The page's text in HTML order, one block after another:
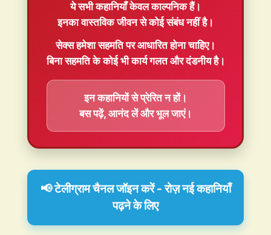
ये सभी कहानियाँकेवल काल्पनिकहैं।
इनका वास्तविक जीवन से कोई संबंध नहीं है।
सेक्स हमेशासहमतिपर आधारित होना चाहिए।
बिना सहमति के कोई भी कार्य गलत और दंडनीय है।
इन कहानियों से प्रेरित न हों।
बस पढ़ें, आनंद लें और भूल जाएं।
📢 टेलीग्राम चैनल जॉइन करें - रोज़ नई कहानियाँ
पढ़ने के लिए